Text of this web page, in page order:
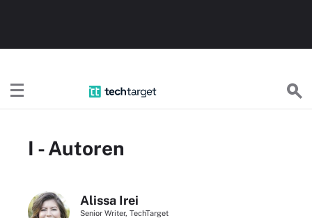
I - Autoren
Alissa Irei
Senior Writer, TechTarget